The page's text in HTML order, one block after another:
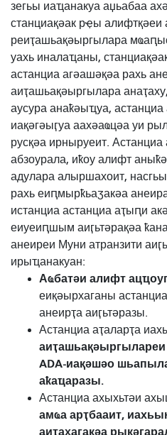
зегьы иаҵанакуа аџьабаа
станциақәак рҿы алифтқәеи
реиҭашьақәыргылара
уахь иналаҵаны,
астанциа агәашәқәа рахь
аиҭашьақәыргылара
аусура анаҟәыҵуа,
иақәгәыӷуа аахәаҩцәа уи
русқәа ирныруеит.
абзоурала, иҟоу алифт
адулара алыршахоит,
рахь еиԥмырҟьаӡакәа
истанциа астанциа аҭыԥи
еиуеиԥшым аиӷьтәрақәа
анеиреи Муни атранзити
ирыҵанакуан:
Аҩбатәи алифт
еиқәырхаганы
анеирҭа аиӷьтәразы.
Астанциа аҭаларҭа
аиҭашьақәыргылареи
ADA-иақәшәо
аҟаҵаразы.
Астанциа ахыхьтәи
амҩа арҭбааит,
аиҭаҳагақәа